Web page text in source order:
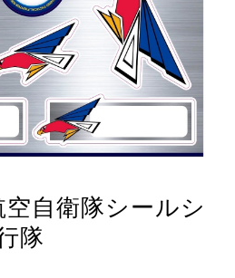
自衛隊シールシ
隊